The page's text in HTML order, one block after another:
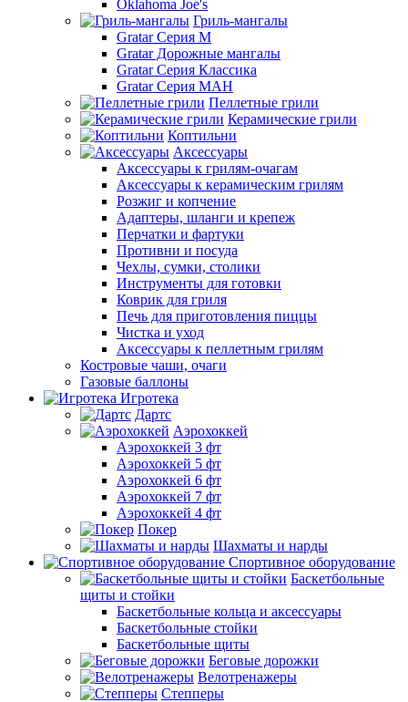
Oklahoma Joe's
Гриль-мангалы
Gratar Серия M
Gratar Дорожные мангалы
Gratar Серия Классика
Gratar Серия МАН
Пеллетные грили
Керамические грили
Коптильни
Аксессуары
Аксессуары к грилям-очагам
Аксессуары к керамическим грилям
Розжиг и копчение
Адаптеры, шланги и крепеж
Перчатки и фартуки
Противни и посуда
Чехлы, сумки, столики
Инструменты для готовки
Коврик для гриля
Печь для приготовления пиццы
Чистка и уход
Аксессуары к пеллетным грилям
Костровые чаши, очаги
Газовые баллоны
Игротека
Дартс
Аэрохоккей
Аэрохоккей 3 фт
Аэрохоккей 5 фт
Аэрохоккей 6 фт
Аэрохоккей 7 фт
Аэрохоккей 4 фт
Покер
Шахматы и нарды
Спортивное оборудование
Баскетбольные
щиты и стойки
Баскетбольные кольца и аксессуары
Баскетбольные стойки
Баскетбольные щиты
Беговые дорожки
Велотренажеры
Степперы